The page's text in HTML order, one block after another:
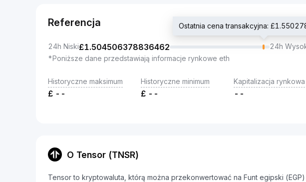
Referencja
24h Niski£1.504506378836462
Ostatnia cena transakcyjna:
24h
*Poniższe dane przedstawiają informacje rynkowe eth
Historyczne maksimum
£ --
Historyczne minimum
£ --
Kapitalizacja rynkowa
--
O Tensor (TNSR)
Tensor to kryptowaluta, którą można przekonwertować na Funt egipski